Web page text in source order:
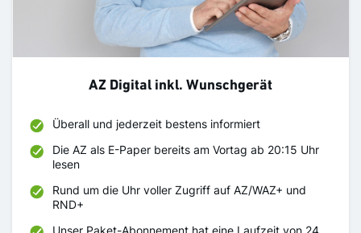
AZ Digital inkl. Wunschgerät
Überall und jederzeit bestens informiert
Die AZ als E-Paper bereits am Vortag ab 20:15 Uhr
lesen
Rund um die Uhr voller Zugriff auf AZ/WAZ+ und
RND+
Unser Paket-Abonnement hat eine Laufzeit von 24